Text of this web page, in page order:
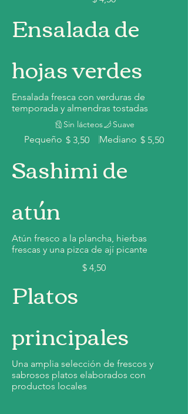
Ensalada de
hojas verdes
Ensalada fresca con verduras de
temporada y almendras tostadas
Pequeño $ 3,50 Mediano $ 5,50
Sin lácteos Suave
Sashimi de
atún
Atún fresco a la plancha, hierbas
frescas y una pizca de ají picante
$ 4,50
Platos
principales
Una amplia selección de frescos y
sabrosos platos elaborados con
productos locales